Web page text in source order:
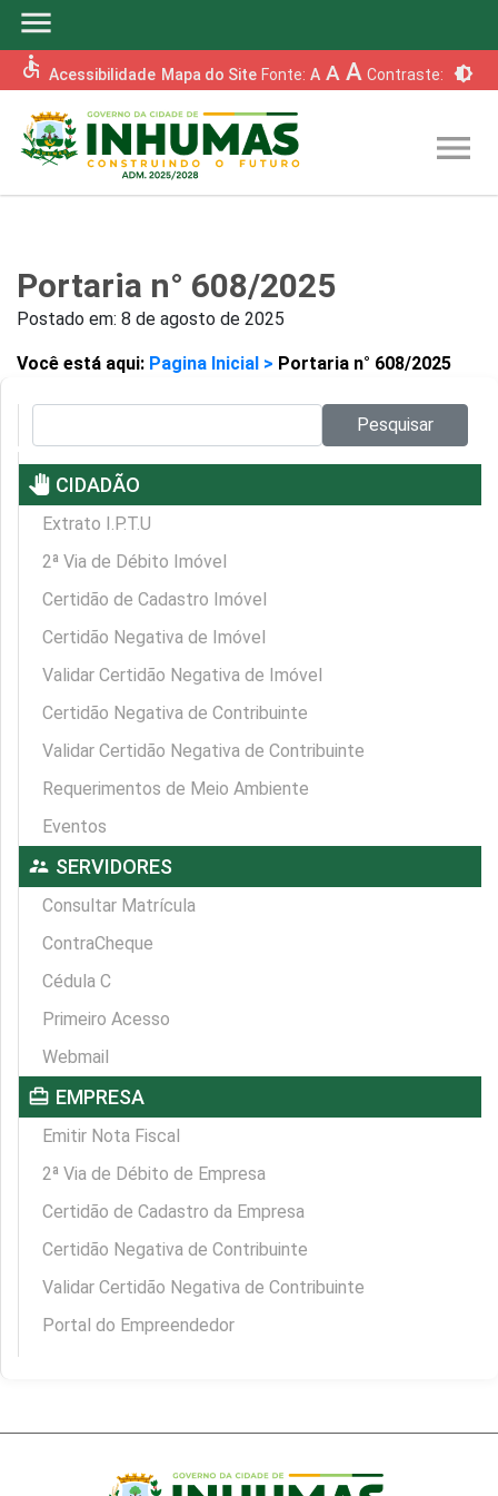
menu
accessible Acessibilidade Mapa do Site Fonte: A A A Contraste: brightness_6
menu
Portaria n° 608/2025
Postado em: 8 de agosto de 2025
Você está aqui: Pagina Inicial > Portaria n° 608/2025
Pesquisar
pan_tool CIDADÃO
Extrato I.P.T.U
2ª Via de Débito Imóvel
Certidão de Cadastro Imóvel
Certidão Negativa de Imóvel
Validar Certidão Negativa de Imóvel
Certidão Negativa de Contribuinte
Validar Certidão Negativa de Contribuinte
Requerimentos de Meio Ambiente
Eventos
supervisor_account SERVIDORES
Consultar Matrícula
ContraCheque
Cédula C
Primeiro Acesso
Webmail
card_travel EMPRESA
Emitir Nota Fiscal
2ª Via de Débito de Empresa
Certidão de Cadastro da Empresa
Certidão Negativa de Contribuinte
Validar Certidão Negativa de Contribuinte
Portal do Empreendedor